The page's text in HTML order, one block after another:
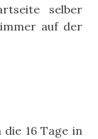
selber
auf der
16 Tage in